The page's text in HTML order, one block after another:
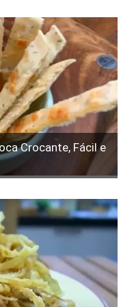
Crocante, Fácil e